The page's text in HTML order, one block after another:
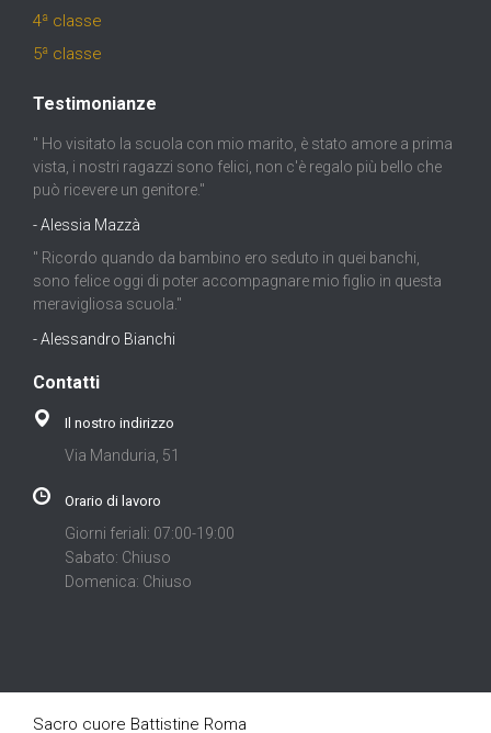
4ª classe
5ª classe
Testimonianze
" Ho visitato la scuola con mio marito, è stato amore a prima
vista, i nostri ragazzi sono felici, non c'è regalo più bello che
può ricevere un genitore."
- Alessia Mazzà
" Ricordo quando da bambino ero seduto in quei banchi,
sono felice oggi di poter accompagnare mio figlio in questa
meravigliosa scuola."
- Alessandro Bianchi
Contatti
Il nostro indirizzo
Via Manduria, 51
Orario di lavoro
Giorni feriali: 07:00-19:00
Sabato: Chiuso
Domenica: Chiuso
Sacro cuore Battistine Roma